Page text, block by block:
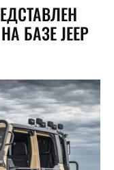
БАЗЕ JEEP